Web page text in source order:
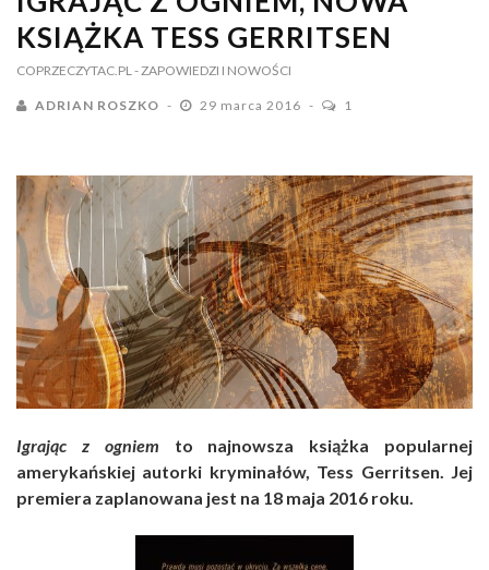
KSIĄŻKA TESS GERRITSEN
COPRZECZYTAC.PL - ZAPOWIEDZI I NOWOŚCI
ADRIAN ROSZKO 29 marca 2016 1
Igrając z ogniem to najnowsza książka popularnej
amerykańskiej autorki kryminałów, Tess Gerritsen. Jej
premiera zaplanowana jest na 18 maja 2016 roku.